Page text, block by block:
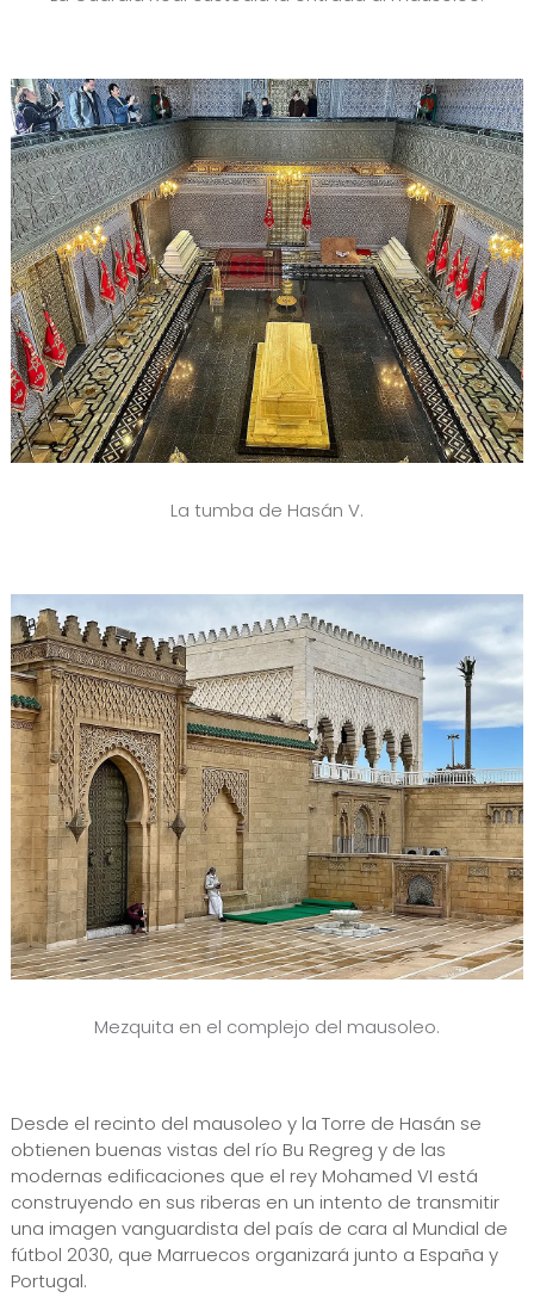
La tumba de Hasán V.
Mezquita en el complejo del mausoleo.
Desde el recinto del mausoleo y la Torre de Hasán se
obtienen buenas vistas del río Bu Regreg y de las
modernas edificaciones que el rey Mohamed VI está
construyendo en sus riberas en un intento de transmitir
una imagen vanguardista del país de cara al Mundial de
fútbol 2030, que Marruecos organizará junto a España y
Portugal.